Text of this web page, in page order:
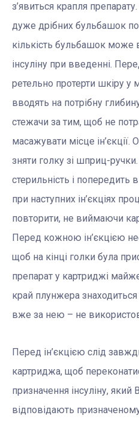
з’явиться крапля
дуже дрібних бульбашок
кількість бульбашок може
інсуліну при введенні.
ретельно протерти шкіру у
вводять на потрібну
стежачи за тим, щоб не
масажувати місце ін’єкції.
зняти голку зі шприц-
стерильність і попередить
при наступних ін’єкціях
повторити, не виймаючи
Перед кожною ін’єкцією
щоб на кінці голки була
препарат у картриджі
край плунжера знаходиться
вже за нею – не
Перед ін’єкцією слід
картриджа, щоб
призначення інсуліну, який
відповідають